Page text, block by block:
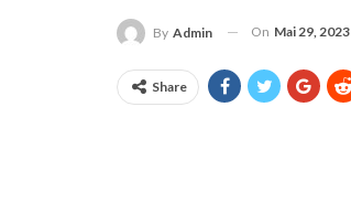
By Admin On Mai 29, 2023
Share